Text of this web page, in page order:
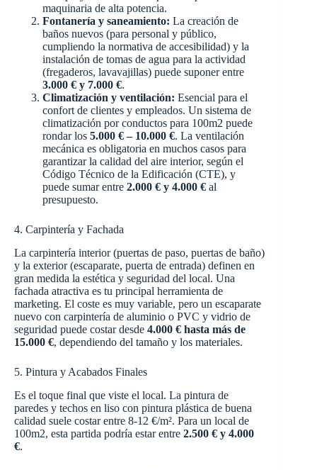
maquinaria de alta potencia.
Fontanería y saneamiento: La creación de
baños nuevos (para personal y público,
cumpliendo la normativa de accesibilidad) y la
instalación de tomas de agua para la actividad
(fregaderos, lavavajillas) puede suponer entre
3.000 € y 7.000 €.
Climatización y ventilación: Esencial para el
confort de clientes y empleados. Un sistema de
climatización por conductos para 100m2 puede
rondar los 5.000 € – 10.000 €. La ventilación
mecánica es obligatoria en muchos casos para
garantizar la calidad del aire interior, según el
Código Técnico de la Edificación (CTE), y
puede sumar entre 2.000 € y 4.000 € al
presupuesto.
4. Carpintería y Fachada
La carpintería interior (puertas de paso, puertas de baño)
y la exterior (escaparate, puerta de entrada) definen en
gran medida la estética y seguridad del local. Una
fachada atractiva es tu principal herramienta de
marketing. El coste es muy variable, pero un escaparate
nuevo con carpintería de aluminio o PVC y vidrio de
seguridad puede costar desde 4.000 € hasta más de
15.000 €, dependiendo del tamaño y los materiales.
5. Pintura y Acabados Finales
Es el toque final que viste el local. La pintura de
paredes y techos en liso con pintura plástica de buena
calidad suele costar entre 8-12 €/m². Para un local de
100m2, esta partida podría estar entre 2.500 € y 4.000
€.